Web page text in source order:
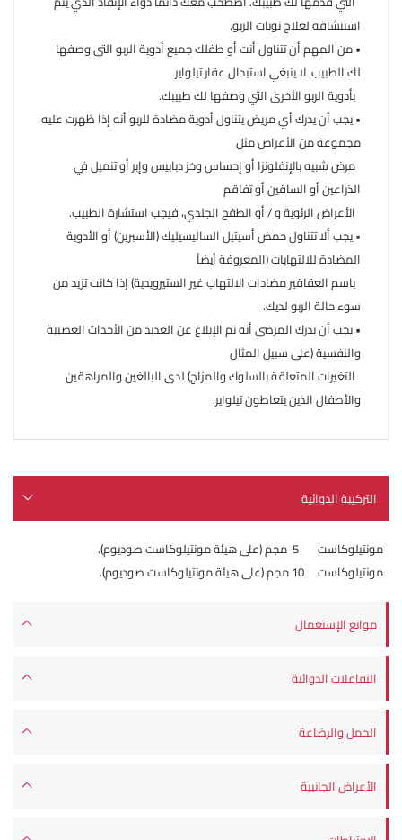
استنشاقه لعلاج نوبات الربو.
• من المهم أن تتناول أنت أو طفلك جميع أدوية الربو التي وصفها
لك الطبيب. لا ينبغي استبدال عقار تيلواير
بأدوية الربو الأخرى التي وصفها لك طبيبك.
• يجب أن يدرك أي مريض يتناول أدوية مضادة للربو أنه إذا ظهرت عليه
مجموعة من الأعراض مثل
مرض شبيه بالإنفلونزا أو إحساس وخز دبابيس وإبر أو تنميل في
الذراعين أو الساقين أو تفاقم
الأعراض الرئوية و / أو الطفح الجلدي، فيجب استشارة الطبيب.
• يجب ألا تتناول حمض أسيتيل الساليسيليك (الأسبرين) أو الأدوية
المضادة للالتهابات (المعروفة أيضاً
باسم العقاقير مضادات الالتهاب غير الستيرويدية) إذا كانت تزيد من
سوء حالة الربو لديك.
• يجب أن يدرك المرضى أنه تم الإبلاغ عن العديد من الأحداث العصبية
والنفسية (على سبيل المثال
التغيرات المتعلقة بالسلوك والمزاج) لدى البالغين والمراهقين
والأطفال الذين يتعاطون تيلواير.
التركيبة الدوائية
مونتيلوكاست 5 مجم (على هيئة مونتيلوكاست صوديوم).
مونتيلوكاست 10 مجم (على هيئة مونتيلوكاست صوديوم).
موانع الإستعمال
التفاعلات الدوائية
الحمل والرضاعة
الأعراض الجانبية